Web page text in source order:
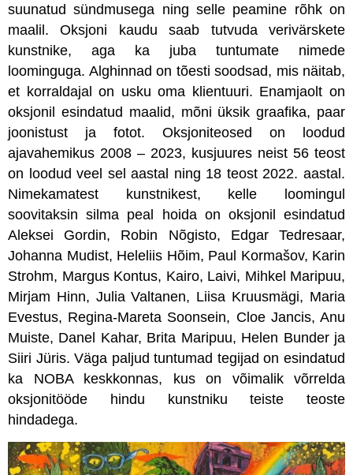
suunatud sündmusega ning selle peamine rõhk on
maalil. Oksjoni kaudu saab tutvuda verivärskete
kunstnike, aga ka juba tuntumate nimede
loominguga. Alghinnad on tõesti soodsad, mis näitab,
et korraldajal on usku oma klientuuri. Enamjaolt on
oksjonil esindatud maalid, mõni üksik graafika, paar
joonistust ja fotot. Oksjoniteosed on loodud
ajavahemikus 2008 – 2023, kusjuures neist 56 teost
on loodud veel sel aastal ning 18 teost 2022. aastal.
Nimekamatest kunstnikest, kelle loomingul
soovitaksin silma peal hoida on oksjonil esindatud
Aleksei Gordin, Robin Nõgisto, Edgar Tedresaar,
Johanna Mudist, Heleliis Hõim, Paul Kormašov, Karin
Strohm, Margus Kontus, Kairo, Laivi, Mihkel Maripuu,
Mirjam Hinn, Julia Valtanen, Liisa Kruusmägi, Maria
Evestus, Regina-Mareta Soonsein, Cloe Jancis, Anu
Muiste, Danel Kahar, Brita Maripuu, Helen Bunder ja
Siiri Jüris. Väga paljud tuntumad tegijad on esindatud
ka NOBA keskkonnas, kus on võimalik võrrelda
oksjonitööde hindu kunstniku teiste teoste
hindadega.